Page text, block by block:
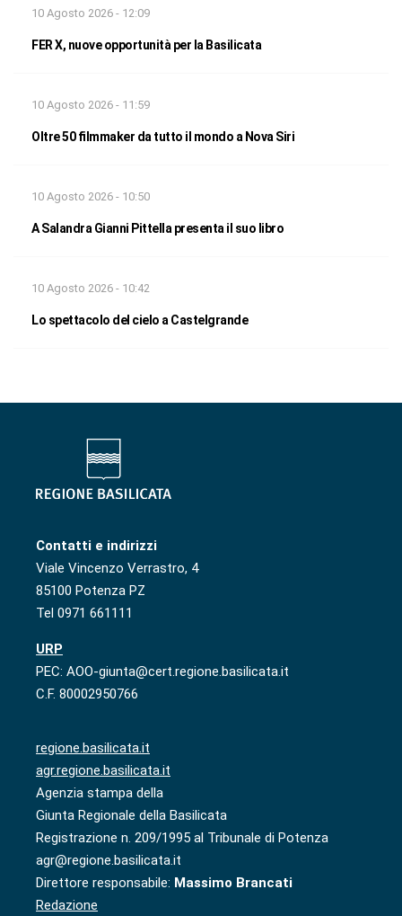
10 Agosto 2026 - 12:09
FER X, nuove opportunità per la Basilicata
10 Agosto 2026 - 11:59
Oltre 50 filmmaker da tutto il mondo a Nova Siri
10 Agosto 2026 - 10:50
A Salandra Gianni Pittella presenta il suo libro
10 Agosto 2026 - 10:42
Lo spettacolo del cielo a Castelgrande
Contatti e indirizzi
Viale Vincenzo Verrastro, 4
85100 Potenza PZ
Tel 0971 661111
URP
PEC: AOO-giunta@cert.regione.basilicata.it
C.F. 80002950766
regione.basilicata.it
agr.regione.basilicata.it
Agenzia stampa della
Giunta Regionale della Basilicata
Registrazione n. 209/1995 al Tribunale di Potenza
agr@regione.basilicata.it
Direttore responsabile: Massimo Brancati
Redazione